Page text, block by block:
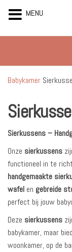
de
inhoudBabykamer
Sierkussens –
Onze sierkussens
functioneel in te
handgemaakte
wafel en gebreide
perfect bij jouw
Deze sierkussens
babykamer, maar
woonkamer, op de
MENU